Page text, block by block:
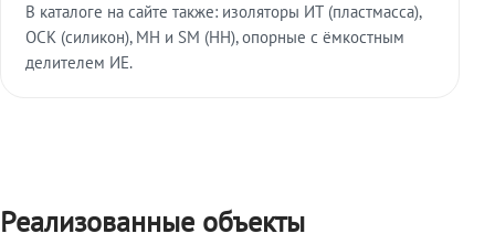
В каталоге на сайте также: изоляторы ИТ (пластмасса),
ОСК (силикон), МН и SM (НН), опорные с ёмкостным
делителем ИЕ.
Реализованные объекты